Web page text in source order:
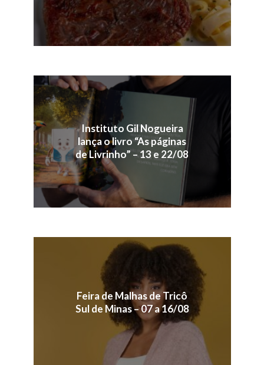
Instituto Gil Nogueira
lança o livro “As páginas
de Livrinho” – 13 e 22/08
Feira de Malhas de Tricô
Sul de Minas – 07 a 16/08